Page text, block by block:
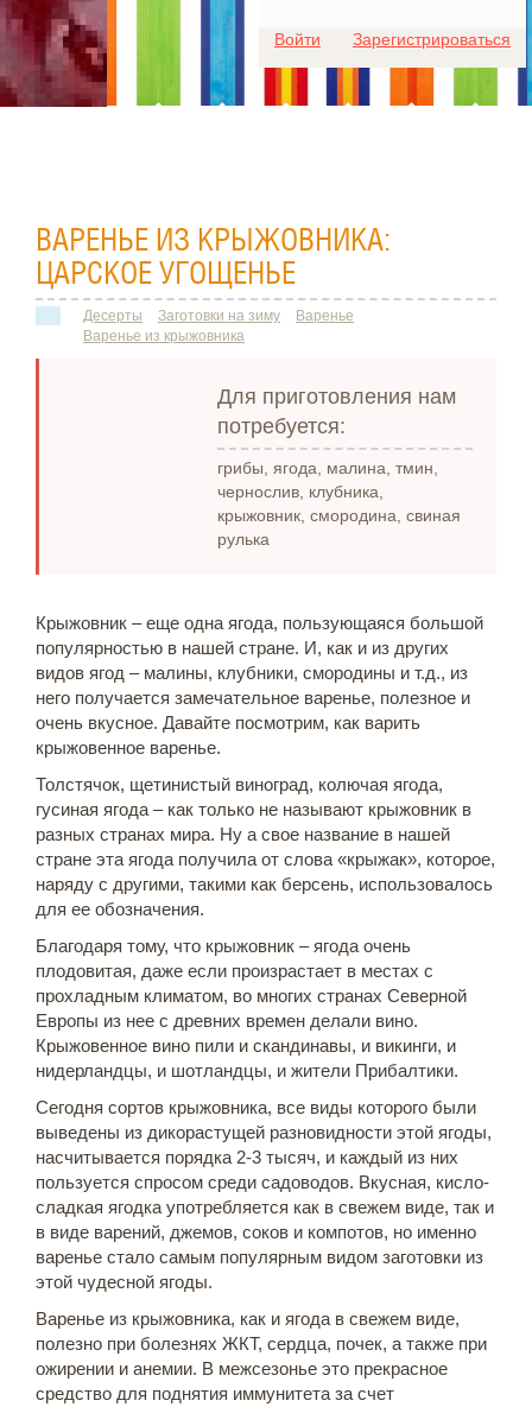
Войти Зарегистрироваться
ВАРЕНЬЕ ИЗ КРЫЖОВНИКА:
ЦАРСКОЕ УГОЩЕНЬЕ
Десерты Заготовки на зиму
Варенье
Варенье из крыжовника
Для приготовления нам
потребуется:
грибы, ягода, малина, тмин,
чернослив, клубника,
крыжовник, смородина, свиная
рулька
Крыжовник – еще одна ягода, пользующаяся большой
популярностью в нашей стране. И, как и из других
видов ягод – малины, клубники, смородины и т.д., из
него получается замечательное варенье, полезное и
очень вкусное. Давайте посмотрим, как варить
крыжовенное варенье.
Толстячок, щетинистый виноград, колючая ягода,
гусиная ягода – как только не называют крыжовник в
разных странах мира. Ну а свое название в нашей
стране эта ягода получила от слова «крыжак», которое,
наряду с другими, такими как берсень, использовалось
для ее обозначения.
Благодаря тому, что крыжовник – ягода очень
плодовитая, даже если произрастает в местах с
прохладным климатом, во многих странах Северной
Европы из нее с древних времен делали вино.
Крыжовенное вино пили и скандинавы, и викинги, и
нидерландцы, и шотландцы, и жители Прибалтики.
Сегодня сортов крыжовника, все виды которого были
выведены из дикорастущей разновидности этой ягоды,
насчитывается порядка 2-3 тысяч, и каждый из них
пользуется спросом среди садоводов. Вкусная, кисло-
сладкая ягодка употребляется как в свежем виде, так и
в виде варений, джемов, соков и компотов, но именно
варенье стало самым популярным видом заготовки из
этой чудесной ягоды.
Варенье из крыжовника, как и ягода в свежем виде,
полезно при болезнях ЖКТ, сердца, почек, а также при
ожирении и анемии. В межсезонье это прекрасное
средство для поднятия иммунитета за счет
Для любых предложений по